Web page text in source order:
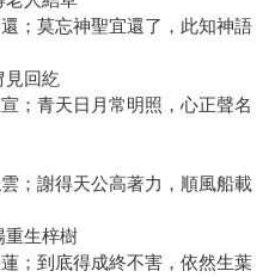
；莫忘神聖宜還了，此知神語
回紇
；青天日月常明照，心正聲名
；謝得天公高著力，順風船載
生梓樹
；到底得成終不害，依然生葉